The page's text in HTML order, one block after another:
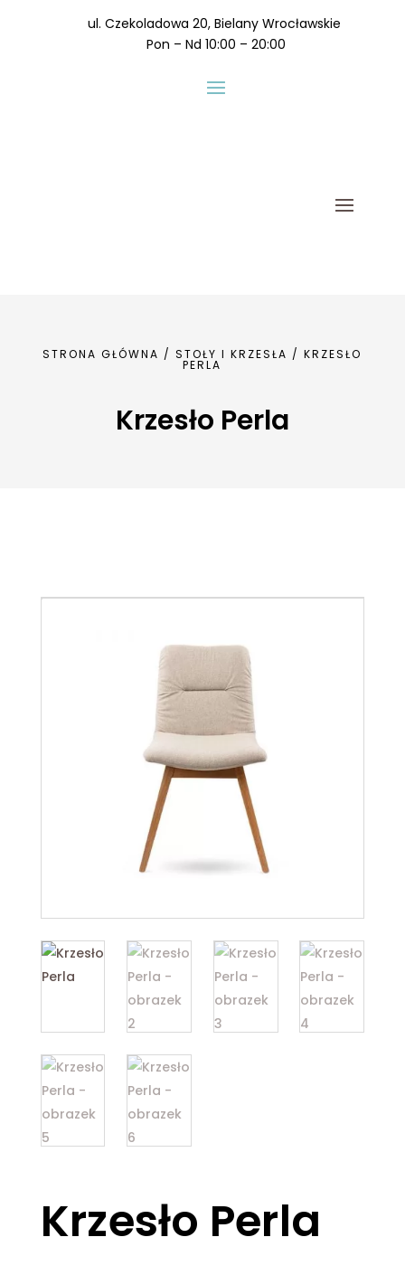
ul. Czekoladowa 20, Bielany Wrocławskie
Pon – Nd 10:00 – 20:00
STRONA GŁÓWNA /STOŁY I KRZESŁA / KRZESŁO
PERLA
Krzesło Perla
Krzesło Perla